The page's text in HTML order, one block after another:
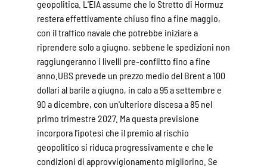
geopolitica. L'EIA assume che lo Stretto di Hormuz
restera effettivamente chiuso fino a fine maggio,
con il traffico navale che potrebbe iniziare a
riprendere solo a giugno, sebbene le spedizioni non
raggiungeranno i livelli pre-conflitto fino a fine
anno.UBS prevede un prezzo medio del Brent a 100
dollari al barile a giugno, in calo a 95 a settembre e
90 a dicembre, con un'ulteriore discesa a 85 nel
primo trimestre 2027. Ma questa previsione
incorpora l'ipotesi che il premio al rischio
geopolitico si riduca progressivamente e che le
condizioni di approvvigionamento migliorino. Se